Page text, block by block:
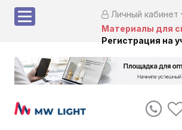
Личный кабинет
Материалы для
Регистрация на